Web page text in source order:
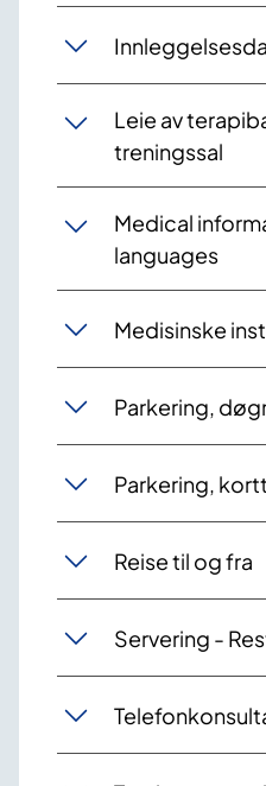
Leie av
treningssal
Medical
languages
Medisinske
Parkering,
Parkering,
Reise til og fra
Servering -